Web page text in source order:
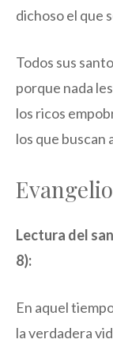
dichoso el que
Todos sus
porque nada
los ricos
los que buscan
Lectura del
8):
En aquel
la verdadera